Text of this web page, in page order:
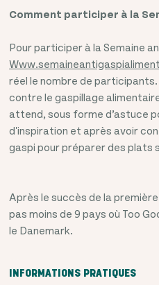
Comment participer à la
Pour participer à la Semaine
réel le nombre de
contre le gaspillage
attend, sous forme d’astuce
d'inspiration et après avoir
gaspi pour préparer des plats
Après le succès de la
pas moins de 9 pays où Too
le Danemark.
INFORMATIONS PRATIQUES